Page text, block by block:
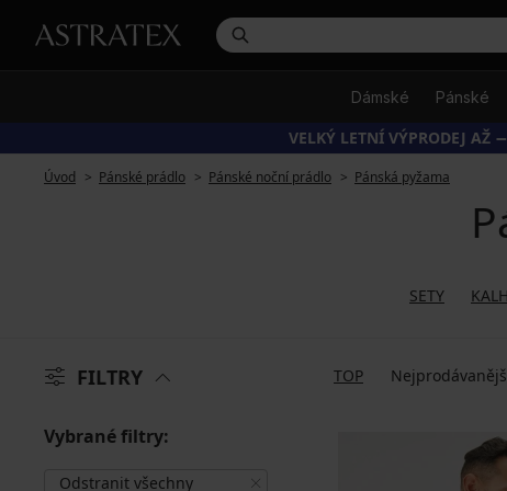
Dámské Pánské
VELKÝ LETNÍ VÝPRODEJ AŽ
Úvod Pánské prádlo Pánské noční prádlo Pánská pyžama
SETY
FILTRY TOP
Vybrané filtry:
Odstranit všechny